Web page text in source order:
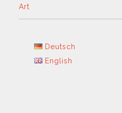
Art
Deutsch
English